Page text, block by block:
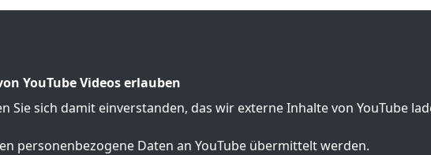
YouTube Videos erlauben
Sie sich damit einverstanden, das wir externe Inhalte von YouTube
personenbezogene Daten an YouTube übermittelt werden.